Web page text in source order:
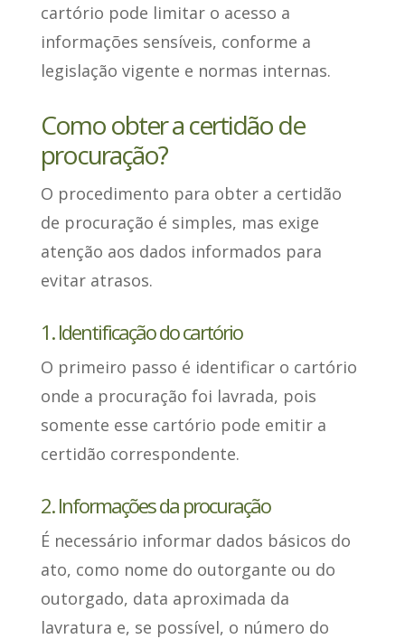
cartório pode limitar o acesso a
informações sensíveis, conforme a
legislação vigente e normas internas.
Como obter a certidão de
procuração?
O procedimento para obter a certidão
de procuração é simples, mas exige
atenção aos dados informados para
evitar atrasos.
1. Identificação do cartório
O primeiro passo é identificar o cartório
onde a procuração foi lavrada, pois
somente esse cartório pode emitir a
certidão correspondente.
2. Informações da procuração
É necessário informar dados básicos do
ato, como nome do outorgante ou do
outorgado, data aproximada da
lavratura e, se possível, o número do